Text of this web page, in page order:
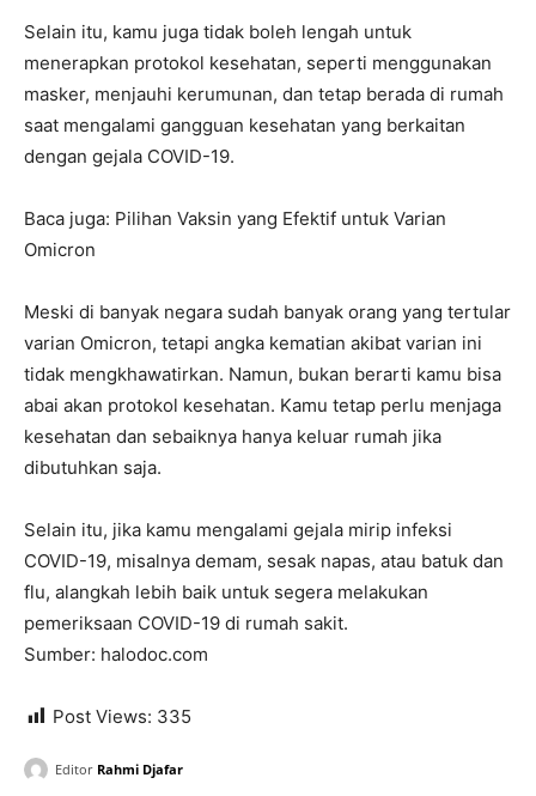
Selain itu, kamu juga tidak boleh lengah untuk
menerapkan protokol kesehatan, seperti menggunakan
masker, menjauhi kerumunan, dan tetap berada di rumah
saat mengalami gangguan kesehatan yang berkaitan
dengan gejala COVID-19.
Baca juga: Pilihan Vaksin yang Efektif untuk Varian
Omicron
Meski di banyak negara sudah banyak orang yang tertular
varian Omicron, tetapi angka kematian akibat varian ini
tidak mengkhawatirkan. Namun, bukan berarti kamu bisa
abai akan protokol kesehatan. Kamu tetap perlu menjaga
kesehatan dan sebaiknya hanya keluar rumah jika
dibutuhkan saja.
Selain itu, jika kamu mengalami gejala mirip infeksi
COVID-19, misalnya demam, sesak napas, atau batuk dan
flu, alangkah lebih baik untuk segera melakukan
pemeriksaan COVID-19 di rumah sakit.
Sumber: halodoc.com
Post Views: 335
Editor Rahmi Djafar